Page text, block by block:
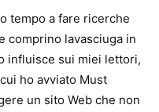
tempo a fare ricerche
comprino lavasciuga in
influisce sui miei lettori,
ho avviato Must
un sito Web che non